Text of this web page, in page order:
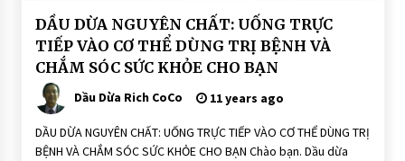
BÀI
VIẾT
DẨU
DỪA
DÙNG
ĂN
UỐNG
TRỊ
BỆNH
DẦU DỪA NGUYÊN CHẤT: UỐNG TRỰC
TIẾP VÀO CƠ THỂ DÙNG TRỊ BỆNH VÀ
CHẮM SÓC SỨC KHỎE CHO BẠN
Dầu Dừa Rich CoCo 11 years ago
DẦU DỪA NGUYÊN CHẤT: UỐNG TRỰC TIẾP VÀO CƠ THỂ DÙNG TRỊ
BỆNH VÀ CHẮM SÓC SỨC KHỎE CHO BẠN Chào bạn. Dầu dừa